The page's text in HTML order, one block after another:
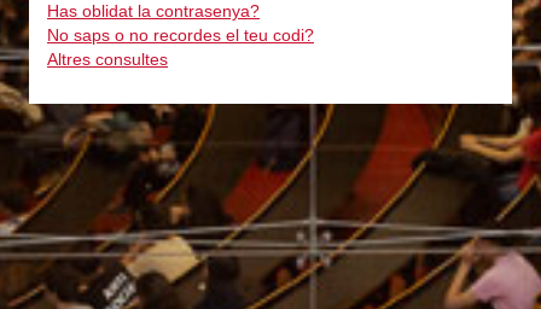
Has oblidat la contrasenya?
No saps o no recordes el teu codi?
Altres consultes